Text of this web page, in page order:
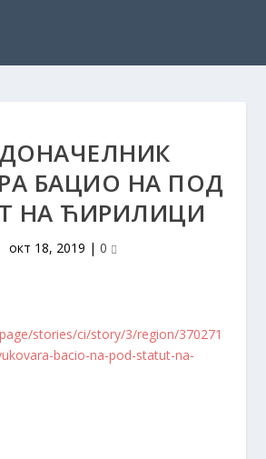
БАЦИО НА ПОД
НА ЋИРИЛИЦИ
окт 18, 2019 | 0
stories/ci/story/3/region/370271
bacio-na-pod-statut-na-